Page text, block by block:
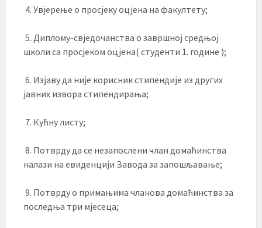
4. Увјерење о просјеку оцјена на факултету;
5. Диплому-свједочанства о завршној средњој
школи са просјеком оцјена( студенти 1. године );
6. Изјаву да није корисник стипендије из других
јавних извора стипендирања;
7. Кућну листу;
8. Потврду да се незапослени члан домаћинства
налази на евиденцији Завода за запошљавање;
9. Потврду о примањима чланова домаћинства за
последња три мјесеца;